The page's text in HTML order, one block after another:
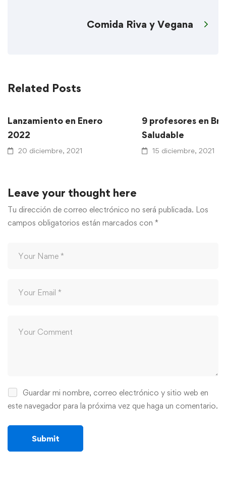
Comida Riva y Vegana
Related Posts
Lanzamiento en Enero
2022
20 diciembre, 2021
9 profesores en
Saludable
15 diciembre, 2021
Leave your thought here
Tu dirección de correo electrónico no será publicada. Los
campos obligatorios están marcados con *
Guardar mi nombre, correo electrónico y sitio web en
este navegador para la próxima vez que haga un comentario.